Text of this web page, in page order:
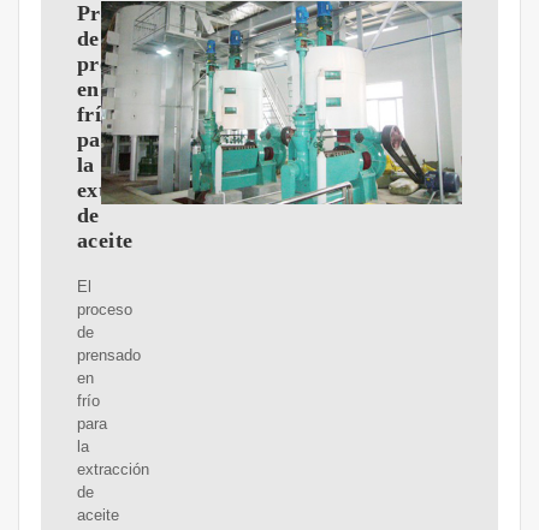
Proceso
de
prensado
en
frío
para
la
extracción
de
aceite
El
proceso
de
prensado
en
frío
para
la
extracción
de
aceite